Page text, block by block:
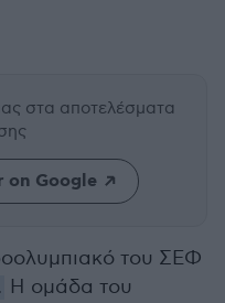
στα αποτελέσματα
on Google
του ΣΕΦ
Η ομάδα του